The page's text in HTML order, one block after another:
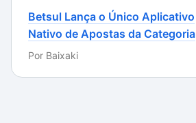
Betsul Lança o Único Aplicativo
Nativo de Apostas da Categoria
Por Baixaki